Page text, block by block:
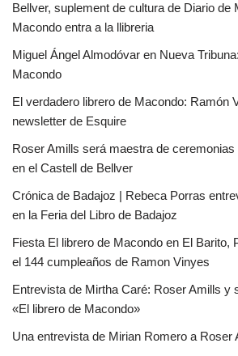
Bellver, suplement de cultura de Diario de
Macondo entra a la llibreria
Miguel Ángel Almodóvar en Nueva
Macondo
El verdadero librero de Macondo: Ramón
newsletter de Esquire
Roser Amills será maestra de
en el Castell de Bellver
Crónica de Badajoz | Rebeca Porras
en la Feria del Libro de Badajoz
Fiesta El librero de Macondo en El Barito,
el 144 cumpleaños de Ramon Vinyes
Entrevista de Mirtha Caré: Roser Amills y
«El librero de Macondo»
Una entrevista de Mirian Romero a Roser